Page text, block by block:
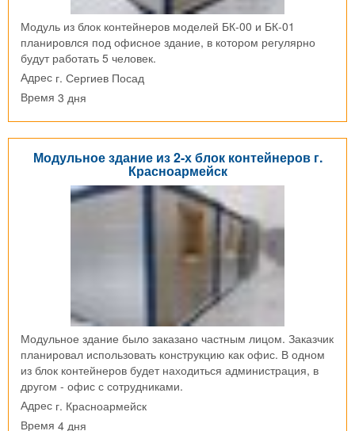
Модуль из блок контейнеров моделей БК-00 и БК-01
планировлся под офисное здание, в котором регулярно
будут работать 5 человек.
Адрес г. Сергиев Посад
Время 3 дня
Модульное здание из 2-х блок контейнеров г.
Красноармейск
Модульное здание было заказано частным лицом. Заказчик
планировал использовать конструкцию как офис. В одном
из блок контейнеров будет находиться администрация, в
другом - офис с сотрудниками.
Адрес г. Красноармейск
Время 4 дня